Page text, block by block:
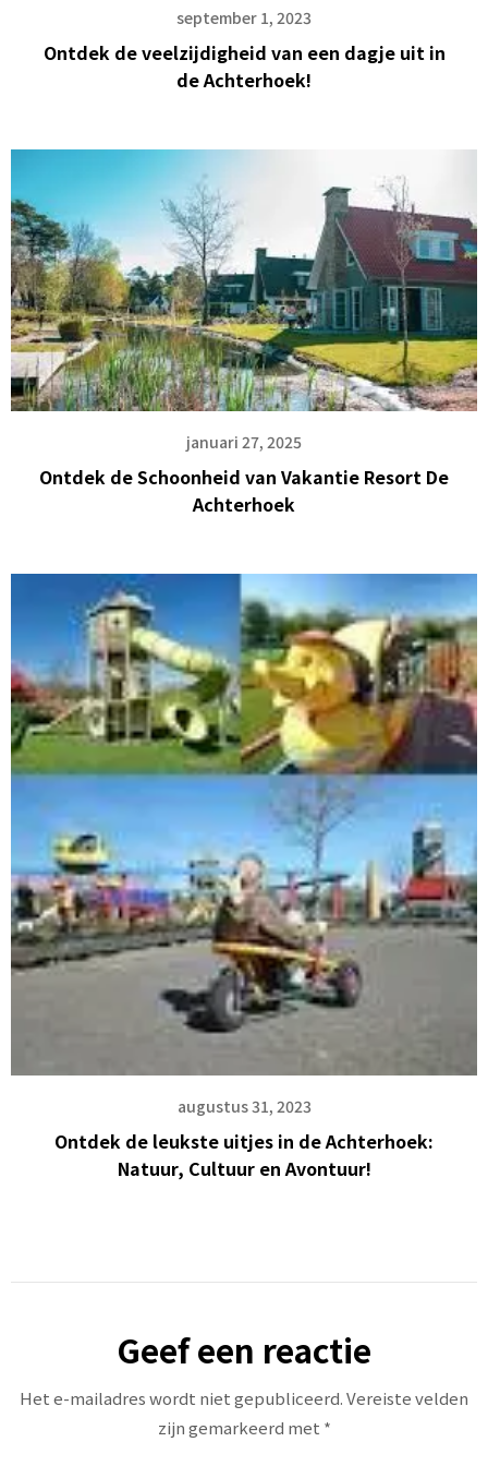
september 1, 2023
Ontdek de veelzijdigheid van een dagje uit in
de Achterhoek!
januari 27, 2025
Ontdek de Schoonheid van Vakantie Resort De
Achterhoek
augustus 31, 2023
Ontdek de leukste uitjes in de Achterhoek:
Natuur, Cultuur en Avontuur!
Geef een reactie
Het e-mailadres wordt niet gepubliceerd.Vereiste velden
zijn gemarkeerd met *